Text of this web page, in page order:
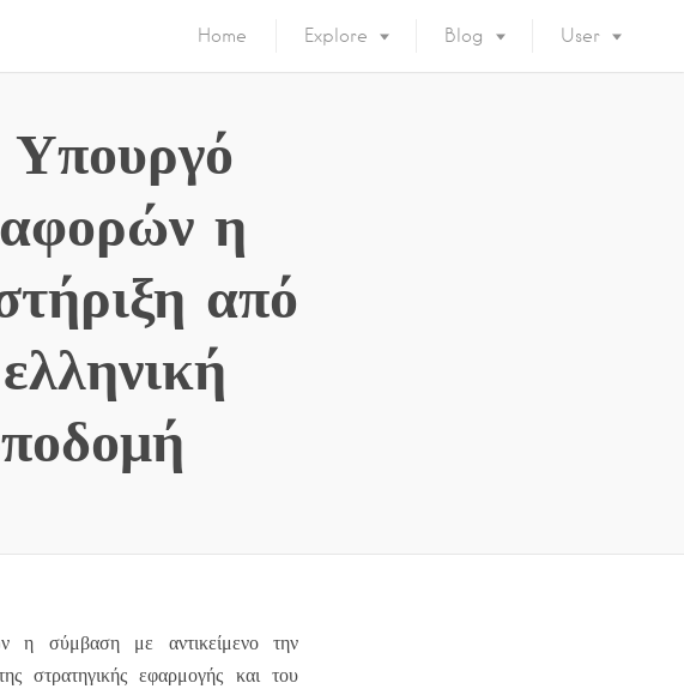
Home Explore Blog User
η
από
η σύμβαση με αντικείμενο την
στρατηγικής εφαρμογής και του